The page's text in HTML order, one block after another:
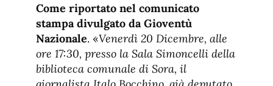
fuente
de
fuente.
Come riportato nel comunicato
stampa divulgato da Gioventù
Nazionale. «Venerdì 20 Dicembre, alle
ore 17:30, presso la Sala Simoncelli della
biblioteca comunale di Sora, il